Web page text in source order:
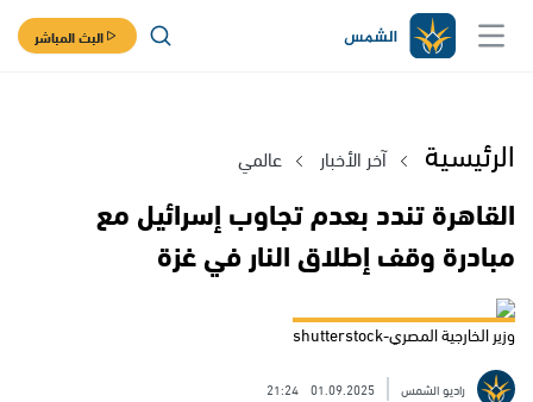
البث المباشر
الرئيسية آخر الأخبار عالمي
القاهرة تندد بعدم تجاوب إسرائيل مع
مبادرة وقف إطلاق النار في غزة
وزير الخارجية المصري-shutterstock
راديو الشمس 01.09.2025
21:24